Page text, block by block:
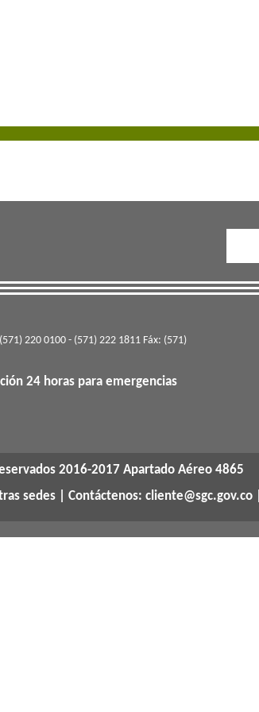
220 0100 - (571) 222 1811 Fáx: (571)
24 horas para emergencias
2016-2017 Apartado Aéreo 4865
sedes| Contáctenos: cliente@sgc.gov.co |